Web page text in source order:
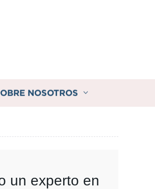
NOSOTROS
un experto en